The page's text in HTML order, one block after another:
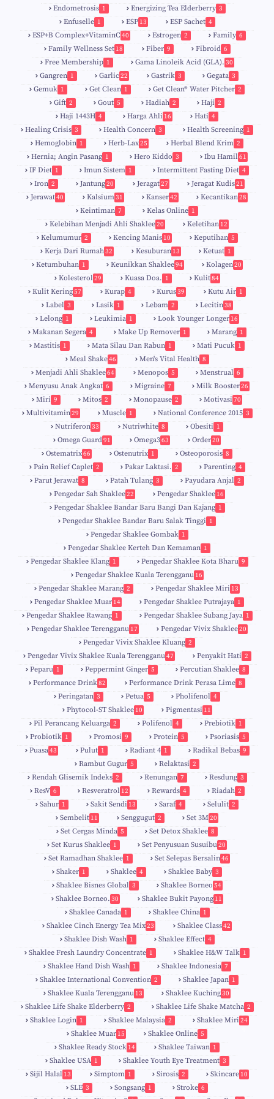
Endometrosis 1 Energizing Tea Elderberry 3
Enfuselle 1 ESP 13
ESP Sachet 4
ESP+B Complex+VitaminC 40 Estrogen 2 Family 6
Family Wellness Set 18 Fiber 9 Fibroid 6
Free Membership 1 Gama Linoleik Acid (GLA). 30
Gangren 1 Garlic22 Gastrik 3 Gegata 3
Gemuk 1 Get Clean 1 Get Clean® Water Pitcher 2
Gift 2 Gout 5 Hadiah 2 Haji 2
Haji 1443H 4 Harga Ahli 16 Hati 4
Healing Crisis 3 Health Concern 3 Health Screening 1
Hemoglobin 1 Herb-Lax25 Herbal Blend Krim 2
Hernia; Angin Pasang 1 Hero Kiddo 3 Ibu Hamil61
IF Diet 1 Imun Sistem 1 Intermittent Fasting Diet 4
Iron 2 Jantung20 Jeragat27 Jeragat Kudis21
Jerawat40 Kalsium31 Kanser42 Kecantikan28
Keintiman 7 Kelas Online 1
Kelebihan Menjadi Ahli Shaklee20 Keletihan 12
Kelumumur 2 Kencing Manis 10 Keputihan 5
Kerja Dari Rumah32 Kesuburan 13 Ketuat 1
Ketumbuhan 1 Keunikkan Shaklee94 Kolagen20
Kolesterol29 Kuasa Doa. 1 Kulit84
Kulit Kering57 Kurap 4 Kurus39 Kutu Air 1
Label 3 Lasik 1 Lebam 2 Lecitin38
Lelong 1 Leukimia 1 Look Younger Longer 16
Makanan Segera 4 Make Up Remover 1 Marang 1
Mastitis 1 Mata Silau Dan Rabun 1 Mati Pucuk 1
Meal Shake46 Men's Vital Health 8
Menjadi Ahli Shaklee64 Menopos 5 Menstrual 6
Menyusu Anak Angkat 6 Migraine 7 Milk Booster26
Miri 9 Mitos 2 Monopause 2 Motivasi 70
Multivitamin29 Muscle 1 National Conference 2015 3
Nutriferon33 Nutriwhite 8 Obesiti 1
Omega Guard91 Omega363 Order20
Ostematrix66 Ostenutrix 1 Osteoporosis 8
Pain Relief Caplet 2 Pakar Laktasi. 2 Parenting 4
Parut Jerawat 8 Patah Tulang 3 Payudara Anjal 2
Pengedar Sah Shaklee22
9
Pengedar Shaklee 16
5
Pengedar Shaklee Bandar Baru Bangi Dan Kajang 1
Pengedar Shaklee Bandar Baru Salak Tinggi 1
Pengedar Shaklee Gombak 1
Pengedar Shaklee Kerteh Dan Kemaman 1
Pengedar Shaklee Klang 1 Pengedar Shaklee Kota Bharu 9
Pengedar Shaklee Kuala Terengganu 16
4
Pengedar Shaklee Marang 2 Pengedar Shaklee Miri 13
1
Pengedar Shaklee Muar 14
0
Pengedar Shaklee Putrajaya 1
Pengedar Shaklee Rawang 1 Pengedar Shaklee Subang Jaya 1
Pengedar Shaklee Terengganu 17 Pengedar Vivix Shaklee20
Pengedar Vivix Shaklee Kluang 2
Pengedar Vivix Shaklee Kuala Terengganu47 Penyakit Hati 2
Peparu 1 Peppermint Ginger 5 Percutian Shaklee 8
Performance Drink82 Performance Drink Perasa Lime 8
Peringatan 3 Petua 5 Pholifenol 4
Phytocol-ST Shaklee 10 Pigmentasi 11
Pil Perancang Keluarga 2 Polifenol 4 Prebiotik 1
Probiotik 1 Promosi 9 Protein 5 Psoriasis 5
Puasa43 Pulut 1 Radiant 4 1 Radikal Bebas 9
Rambut Gugur 5 Relaktasi 2
Rendah Glisemik Indeks 2 Renungan 7 Resdung 3
ResV 6 Resveratrol 12 Rewards 4 Riadah 2
Sahur 1 Sakit Sendi 13 Saraf 4 Selulit 2
Sembelit 11 Senggugut 2 Set 3M20
Set Cergas Minda 5 Set Detox Shaklee 8
Set Kurus Shaklee 1 Set Penyusuan Susuibu20
Set Ramadhan Shaklee 1 Set Selepas Bersalin46
Shaker 1 Shaklee 4 Shaklee Baby 3
Shaklee Bisnes Global 3 Shaklee Borneo 54
Shaklee Borneo. 30 Shaklee Bukit Payong 11
Shaklee Canada 1 Shaklee China 1
Shaklee Cinch Energy Tea Mix23 Shaklee Class42
Shaklee Dish Wash 1 Shaklee Effect 4
Shaklee Fresh Laundry Concentrate 1 Shaklee H&W Talk 1
Shaklee Hand Dish Wash 1 Shaklee Indonesia 7
Shaklee International Convention 2 Shaklee Japan 1
Shaklee Kuala Terengganu 13
Shaklee Kuching30
Shaklee Life Shake Elderberry 2 Shaklee Life Shake Matcha 2
Shaklee Login 1 Shaklee Malaysia 2 Shaklee Miri 24
Shaklee Muar 15
8
Shaklee Online 5
Shaklee Ready Stock 14 Shaklee Taiwan 1
Shaklee USA 1 Shaklee Youth Eye Treatment 3
Sijil Halal 13 Simptom 1 Sirosis 2 Skincare 10
SLE 3 Songsang 1 Stroke 6